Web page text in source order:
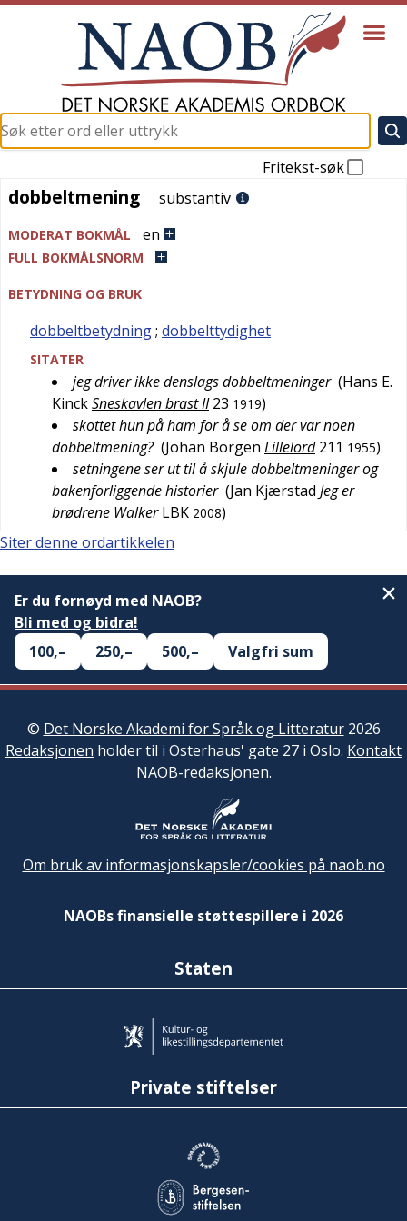
Fritekst-søk
dobbeltmening
dobbeltmening substantiv
MODERAT BOKMÅL en
FULL BOKMÅLSNORM
BETYDNING OG BRUK
dobbeltbetydning; dobbelttydighet
SITATER
jeg driver ikke denslags dobbeltmeninger (Hans E.
KinckSneskavlen brast II 23 1919)
skottet hun på ham for å se om der var noen
dobbeltmening? (Johan Borgen Lillelord 211 1955)
setningene ser ut til å skjule dobbeltmeninger og
bakenforliggende historier (Jan Kjærstad Jeg er
brødrene Walker LBK 2008)
Siter denne ordartikkelen
Er du fornøyd med NAOB?
Bli med og bidra!
100,–
250,– 500,– Valgfri sum
© Det Norske Akademi for Språk og Litteratur2026
Redaksjonen holder til i Osterhaus' gate 27 i Oslo. Kontakt
NAOB-redaksjonen.
Om bruk av informasjonskapsler/cookies på naob.no
NAOBs finansielle støttespillere i 2026
Staten
Private stiftelser